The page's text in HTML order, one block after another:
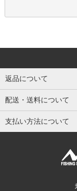
返品について
配送・送料について
支払い方法について